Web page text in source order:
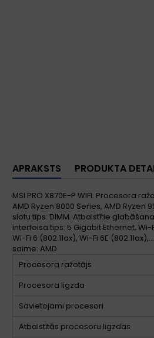
APRAKSTS PRODUKTA
MSI PRO X870E-P WIFI. Procesora
AMD Ryzen 8000 Series, AMD
slotu tips: DIMM. Atbalstītie
interfeisa tips: 5 Gigabit Ethernet, Wi-
Wi-Fi 6 (802.11ax), Wi-Fi 6E
saime: AMD
Procesora ražotājs
Procesora ligzda
Savietojami procesori
Atbalstītās procesoru ligzdas